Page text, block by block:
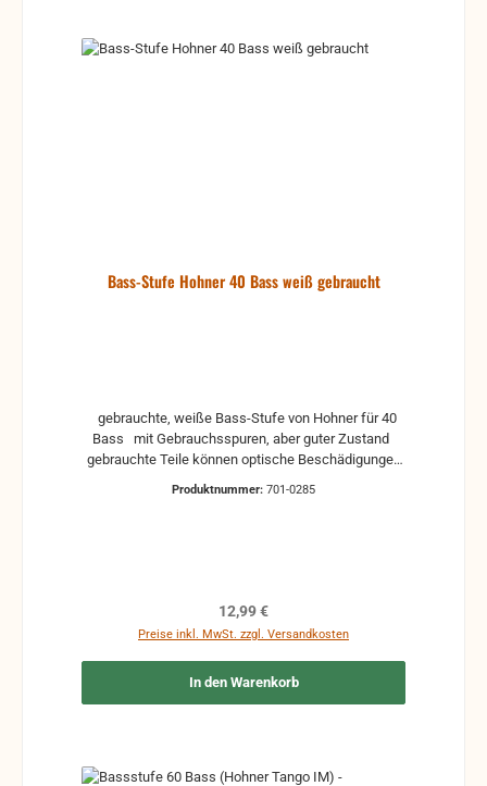
Bass-Stufe Hohner 40 Bass weiß gebraucht
Bass mit Gebrauchsspuren, aber guter Zustand
gebrauchte Teile können optische Beschädigungen
gewährleistet werden und die Produkte sind vom
Produktnummer: 701-0285
Regulärer Preis:
12,99 €
Preise inkl. MwSt. zzgl. Versandkosten
In den Warenkorb